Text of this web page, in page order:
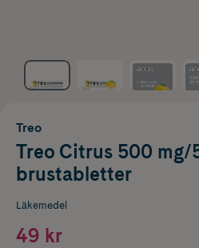
Treo
Treo Citrus 500 mg/
brustabletter
Läkemedel
49 kr